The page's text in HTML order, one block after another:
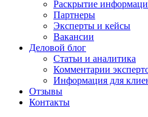
Раскрытие
Партнеры
Эксперты и кейсы
Вакансии
Деловой блог
Статьи и аналитика
Комментарии
Информация для
Отзывы
Контакты